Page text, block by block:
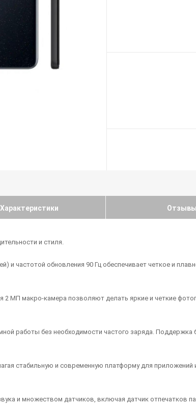
Характеристики Отзывы
и стиля.
и частотой обновления 90 Гц обеспечивает четкое и
2 МП макро-камера позволяют делать яркие и четкие
работы без необходимости частого заряда.
стабильную и современную платформу для
и множеством датчиков, включая датчик отпечатков